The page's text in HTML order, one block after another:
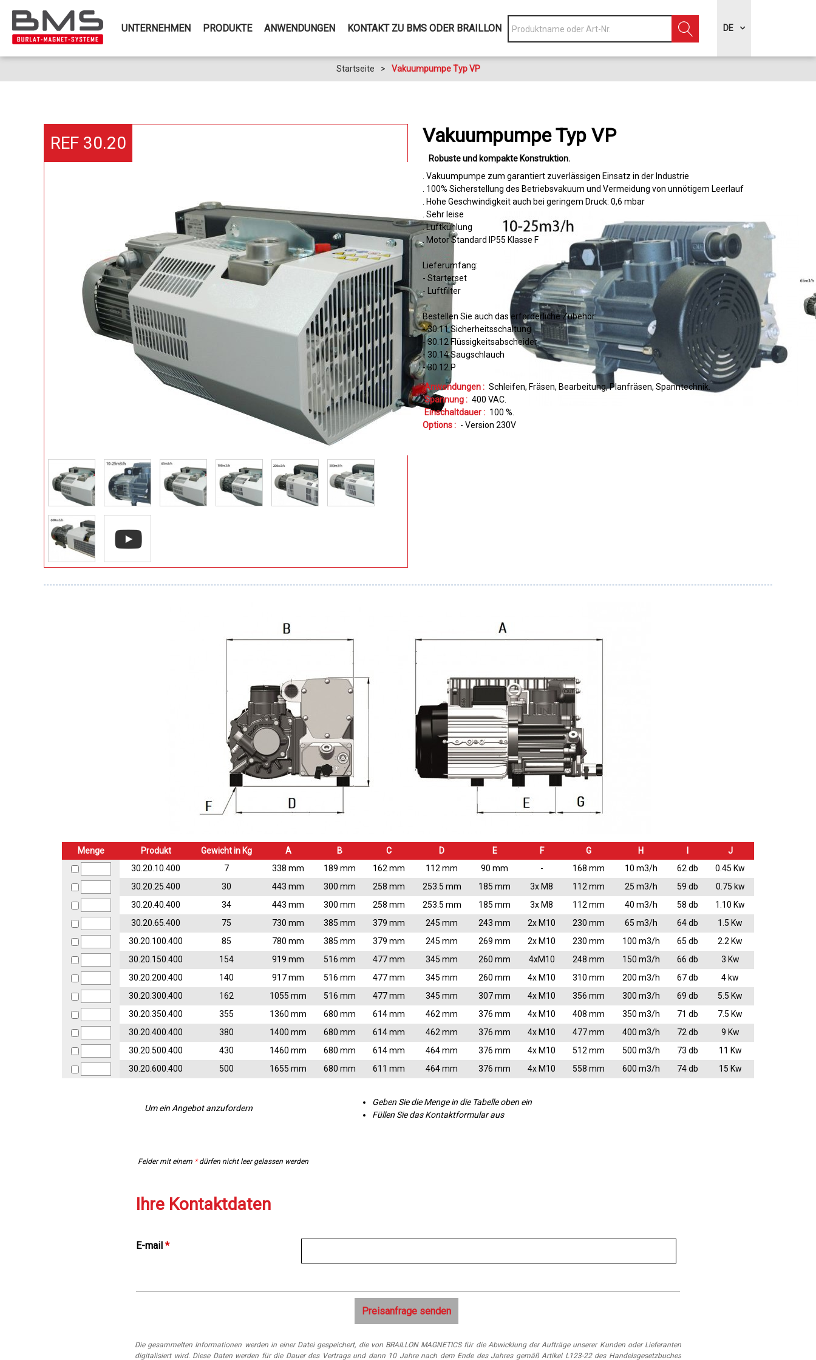
UNTERNEHMEN PRODUKTE ANWENDUNGEN KONTAKT ZU BMS ODER BRAILLON DE
Startseite > Vakuumpumpe Typ VP
REF 30.20 Vakuumpumpe Typ VP
Robuste und kompakte Konstruktion
. Vakuumpumpe zum garantiert zuverlässigen Einsatz in der Industrie
. 100% Sicherstellung des Betriebsvakuum und Vermeidung von unnötigem Leerlauf
. Hohe Geschwindigkeit auch bei geringem Druck: 0,6 mbar
. Sehr leise
. Luftkühlung
. Motor Standard IP55 Klasse F
Lieferumfang:
- Starterset
- Luftfilter
Bestellen Sie auch das erforderliche Zubehör:
- 30.11 Sicherheitsschaltung
- 30.12 Flüssigkeitsabscheider
- 30.14 Saugschlauch
- 30.12.P
Anwendungen : Schleifen Fräsen Bearbeitung Planfräsen Spanntechnik
Spannung : 400 VAC
Einschaltdauer : 100 %
Options : - Version 230V
Menge Produkt Gewicht in Kg A B C D E F G H
J
30.20.10.400
7 338 mm 189 mm 162 mm 112 mm 90 mm - 168 mm 10 m3/h 62 db
0.45 Kw
30.20.25.400
30 443 mm 300 mm 258 mm 253.5 mm 185 mm 3x M8 112 mm 25 m3/h 59 db
0.75 kw
30.20.40.400
34 443 mm 300 mm 258 mm 253.5 mm 185 mm 3x M8 112 mm 40 m3/h 58 db
1.10 Kw
30.20.65.400
75 730 mm 385 mm 379 mm 245 mm 243 mm 2x M10 230 mm 65 m3/h 64 db
1.5 Kw
30.20.100.400
85 780 mm 385 mm 379 mm 245 mm 269 mm 2x M10 230 mm 100 m3/h 65 db
2.2 Kw
30.20.150.400
154 919 mm 516 mm 477 mm 345 mm 260 mm 4xM10 248 mm 150 m3/h 66 db
3 Kw
30.20.200.400
140 917 mm 516 mm 477 mm 345 mm 260 mm 4x M10 310 mm 200 m3/h 67 db
4 kw
30.20.300.400
162 1055 mm 516 mm 477 mm 345 mm 307 mm 4x M10 356 mm 300 m3/h 69 db
5.5 Kw
30.20.350.400
355 1360 mm 680 mm 614 mm 462 mm 376 mm 4x M10 408 mm 350 m3/h 71 db
7.5 Kw
30.20.400.400
380 1400 mm 680 mm 614 mm 462 mm 376 mm 4x M10 477 mm 400 m3/h 72 db
9 Kw
30.20.500.400
430 1460 mm 680 mm 614 mm 464 mm 376 mm 4x M10 512 mm 500 m3/h 73 db
11 Kw
30.20.600.400
500 1655 mm 680 mm 611 mm 464 mm 376 mm 4x M10 558 mm 600 m3/h 74 db 15 Kw
Um ein Angebot anzufordern
Geben Sie die Menge in die Tabelle oben ein
Füllen Sie das Kontaktformular aus
Felder mit einem *dürfen nicht leer gelassen werden
Ihre Kontaktdaten
E-mail *
Die gesammelten Informationen werden in einer Datei gespeichert, die von BRAILLON MAGNETICS für die Abwicklung der Aufträge unserer Kunden oder Lieferanten
digitalisiert wird. Diese Daten werden für die Dauer des Vertrags und dann 10 Jahre nach dem Ende des Jahres gemäß Artikel L123-22 des Handelsgesetzbuches